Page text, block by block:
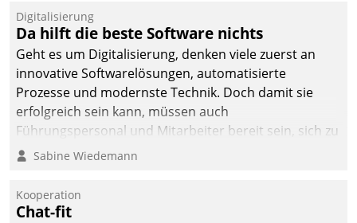
Einsparungen durch optimierte und automatisierte
Prozesse. Doch man darf nicht zu viel erwarten: Allein
mit der Einführung einer neuen Software ist es nicht
getan. Die Digitalisierung erfordert von Unternehmen
die Bereitschaft, sich zu überprüfen, zu hinterfragen
und zu verändern.
Digitalisierung
Da hilft die beste Software nichts
Geht es um Digitalisierung, denken viele zuerst an
innovative Softwarelösungen, automatisierte
Prozesse und modernste Technik. Doch damit sie
erfolgreich sein kann, müssen auch
Führungspersonal und Mitarbeiter bereit sein, sich zu
verändern und anzupassen, sonst werden sie an ihr
Sabine Wiedemann
Kooperation
Chat-fit